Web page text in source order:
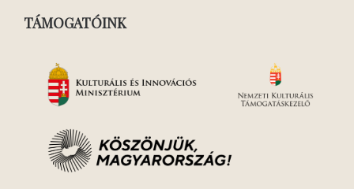
TÁMOGATÓINK